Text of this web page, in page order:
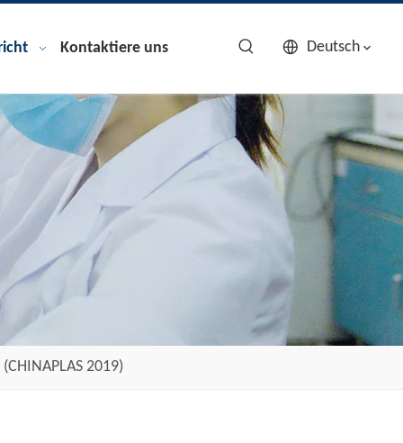
Kontaktiere uns Deutsch
2019)